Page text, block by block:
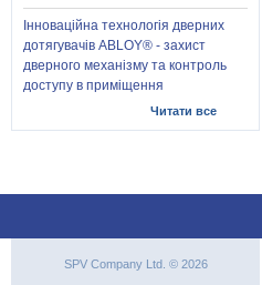
Інноваційна технологія дверних
дотягувачів ABLOY® - захист
дверного механізму та контроль
доступу в приміщення
Читати все
SPV Company Ltd. © 2026